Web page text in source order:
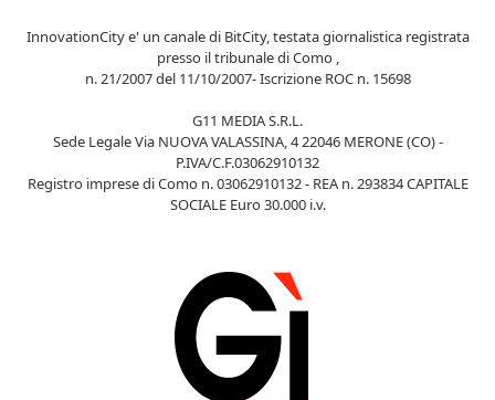
InnovationCity e' un canale di BitCity, testata giornalistica registrata
presso il tribunale di Como ,
n. 21/2007 del 11/10/2007- Iscrizione ROC n. 15698
G11 MEDIA S.R.L.
Sede Legale Via NUOVA VALASSINA, 4 22046 MERONE (CO) -
P.IVA/C.F.03062910132
Registro imprese di Como n. 03062910132 - REA n. 293834 CAPITALE
SOCIALE Euro 30.000 i.v.